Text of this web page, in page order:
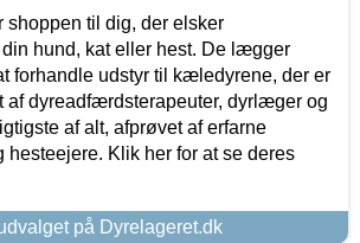
shoppen til dig, der elsker
hund, kat eller hest. De lægger
forhandle udstyr til kæledyrene, der er
af dyreadfærdsterapeuter, dyrlæger og
af alt, afprøvet af erfarne
hesteejere. Klik her for at se deres
på Dyrelageret.dk